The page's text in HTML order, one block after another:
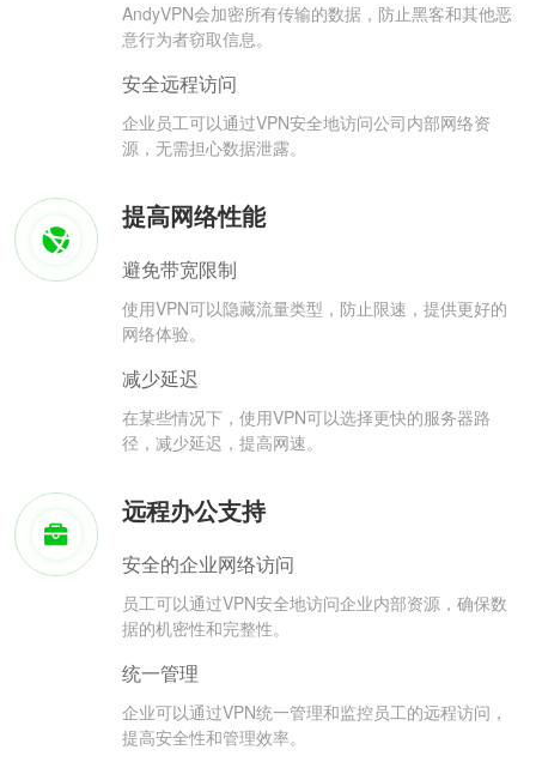
AndyVPN会加密所有传输的数据，防止黑客和其他恶
意行为者窃取信息。
安全远程访问
企业员工可以通过VPN安全地访问公司内部网络资
源，无需担心数据泄露。
提高网络性能
避免带宽限制
使用VPN可以隐藏流量类型，防止限速，提供更好的
网络体验。
减少延迟
在某些情况下，使用VPN可以选择更快的服务器路
径，减少延迟，提高网速。
远程办公支持
安全的企业网络访问
员工可以通过VPN安全地访问企业内部资源，确保数
据的机密性和完整性。
统一管理
企业可以通过VPN统一管理和监控员工的远程访问，
提高安全性和管理效率。